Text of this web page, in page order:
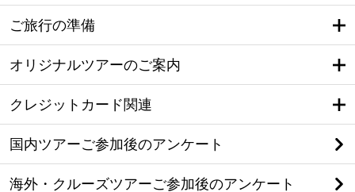
ご旅行の準備
オリジナルツアーのご案内
クレジットカード関連
国内ツアーご参加後のアンケート
海外・クルーズツアーご参加後のアンケート